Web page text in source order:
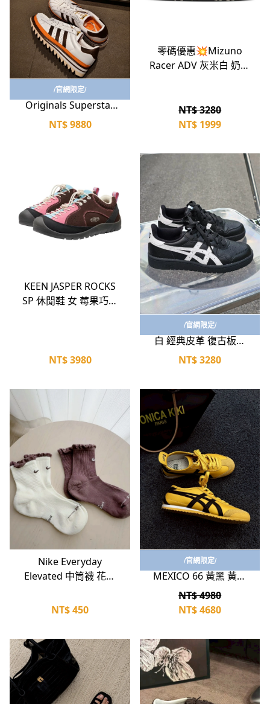
立即選購
/官網限定/
CLOT x adidas
Originals Superstar
Ex Orange B Coffee 白
NT$9880
零碼優惠💥Mizuno
Racer ADV 灰米白 奶油
D1GH241209
NT$ 3280
NT$ 1999
KEEN JASPER ROCKS
SP 休閒鞋 女 莓果巧克
NT$3980
立即選購
/官網限定/
ASICS JAPAN S 全黑 黑
白 經典皮革 復古板鞋
休閒鞋 低筒 男女鞋
NT$3280
立即選購
Nike Everyday
Elevated 中筒襪 花邊
IH8621-903
NT$450
立即選購
/官網限定/
Onitsuka Tiger
MEXICO 66 黃黑 黃色
復古休閒鞋 薄底 男女
鞋 1183C102-751
NT$ 4980
NT$4680